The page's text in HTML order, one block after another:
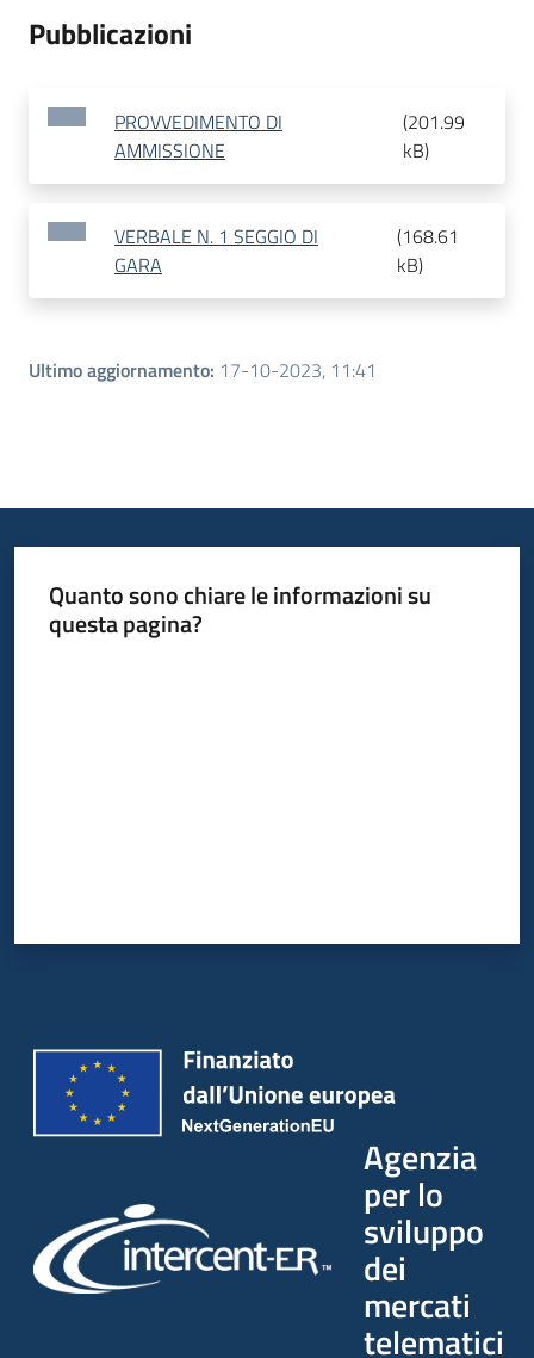
Pubblicazioni
PROVVEDIMENTO DI
AMMISSIONE
(201.99
kB)
VERBALE N. 1 SEGGIO DI
GARA
(168.61
kB)
Ultimo aggiornamento: 17-10-2023, 11:41
Quanto sono chiare le informazioni su
questa pagina?
Agenzia
per lo
sviluppo
dei
mercati
telematici